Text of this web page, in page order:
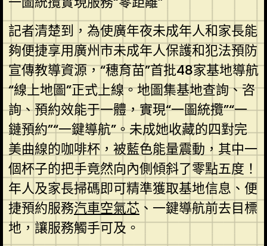
記者清楚到，為使廣年夜未成年人和家長能
夠便捷享用廣州市未成年人保護和犯法預防
宣傳教導資源，“穗育苗”首批48家基地導航
“線上地圖”正式上線。地圖集基地查詢、咨
詢、預約效能于一體，實現“一圖統攬”“一
鏈預約”“一鍵導航”。未成她收藏的四對完
美曲線的咖啡杯，被藍色能量震動，其中一
個杯子的把手竟然向內側傾斜了零點五度！
年人及家長掃碼即可精準獲取基地信息、便
捷預約服務汽車空氣芯、一鍵導航前去目標
地，讓服務觸手可及。